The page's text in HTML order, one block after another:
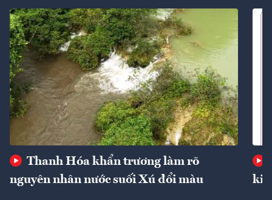
Thanh Hóa khẩn trương làm rõ
nguyên nhân nước suối Xú đổi màu